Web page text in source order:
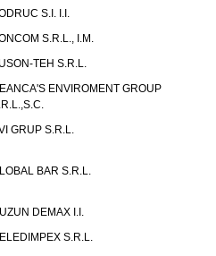
S.I. I.I.
S.R.L., I.M.
TEH S.R.L.
ENVIROMENT GROUP
GRUP S.R.L.
BAR S.R.L.
DEMAX I.I.
S.R.L.